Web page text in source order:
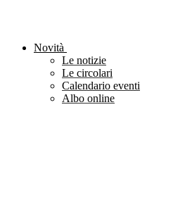
Novità
Le notizie
Le circolari
Calendario eventi
Albo online